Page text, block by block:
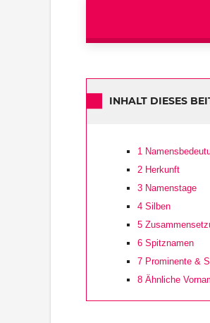
INHALT DIESES
1
2 Herkunft
3 Namenstage
4 Silben
5
6 Spitznamen
7 Prominente &
8 Ähnliche